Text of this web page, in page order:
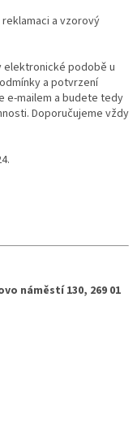
a vzorový
elektronické podobě u
a potvrzení
e-mailem a budete tedy
Doporučujeme vždy
náměstí 130, 269 01